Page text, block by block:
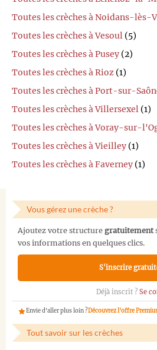
Toutes les crèches à Noidans-lès-
Toutes les crèches à Vesoul (5)
Toutes les crèches à Pusey (2)
Toutes les crèches à Rioz (1)
Toutes les crèches à Port-sur-
Toutes les crèches à Villersexel (1)
Toutes les crèches à Voray-sur-
Toutes les crèches à Vieilley (1)
Toutes les crèches à Faverney (1)
Vous gérez une crèche ?
Ajoutez votre structure gratuitement
vos informations en quelques clics.
S'inscrire
Déjà inscrit ? Se
Envie d'aller plus loin ?Découvrez l'offre
Tout savoir sur les crèches